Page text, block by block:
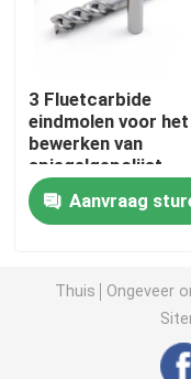
De
Het Materiaal
de
Carbide die
Snijd
3 Fluetcarbide
eindmolen voor het
bewerken van
spiegelgepolijst
aluminium
Aanvraag
Thuis Ongeveer